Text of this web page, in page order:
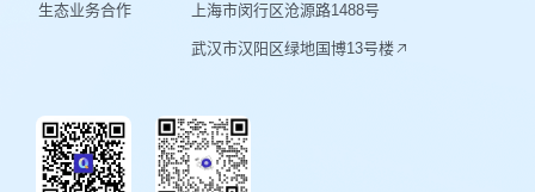
生态业务合作 上海市闵行区沧源路1488号
武汉市汉阳区绿地国博13号楼